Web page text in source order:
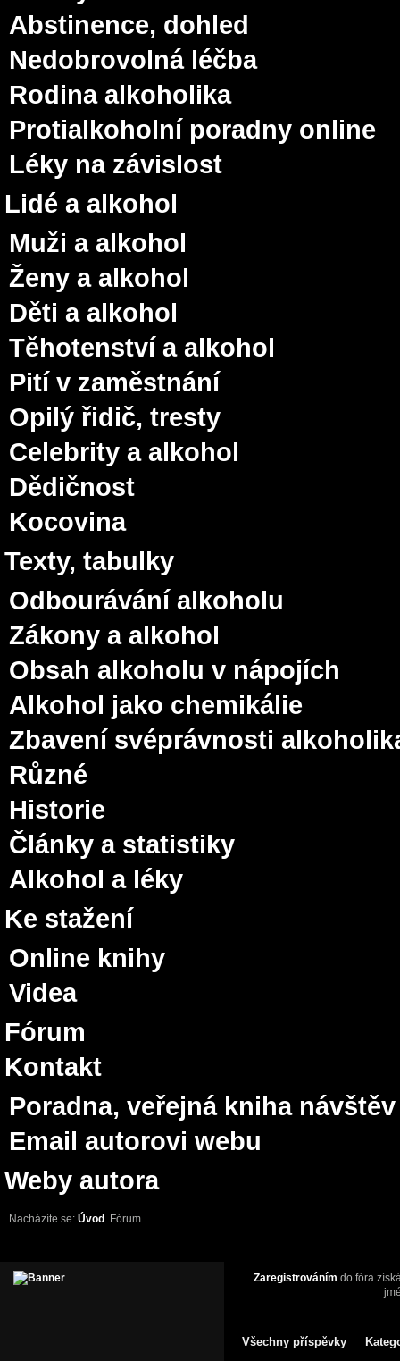
Abstinence, dohled
Nedobrovolná léčba
Rodina alkoholika
Protialkoholní poradny online
Léky na závislost
Lidé a alkohol
Muži a alkohol
Ženy a alkohol
Děti a alkohol
Těhotenství a alkohol
Pití v zaměstnání
Opilý řidič, tresty
Celebrity a alkohol
Dědičnost
Kocovina
Texty, tabulky
Odbourávání alkoholu
Zákony a alkohol
Obsah alkoholu v nápojích
Alkohol jako chemikálie
Zbavení svéprávnosti
Různé
Historie
Články a statistiky
Alkohol a léky
Ke stažení
Online knihy
Videa
Fórum
Kontakt
Poradna, veřejná kniha návštěv
Email autorovi webu
Weby autora
Nacházíte se: Úvod Fórum
Zaregistrováním do fóra
Všechny příspěvky